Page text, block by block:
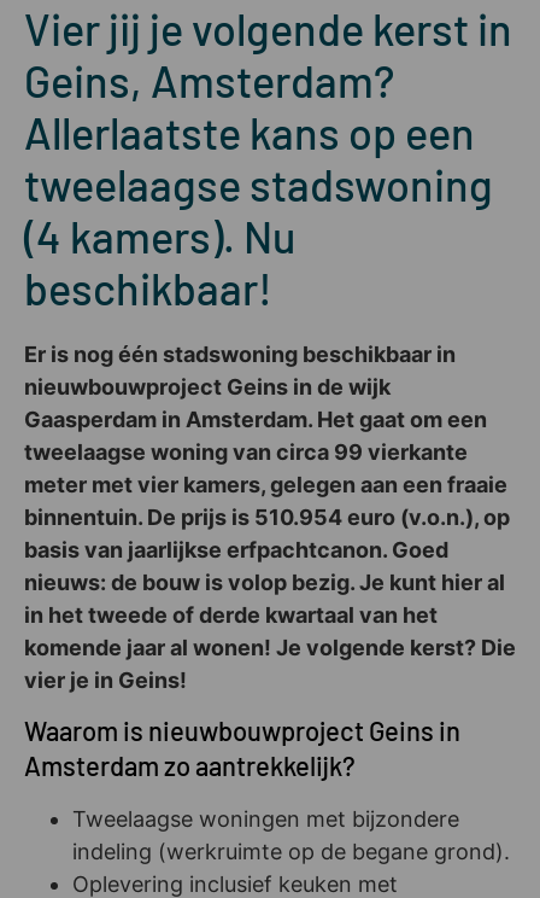
Vier jij je volgende kerst in
Geins, Amsterdam?
Allerlaatste kans op een
tweelaagse stadswoning
(4 kamers). Nu
beschikbaar!
Er is nog één stadswoning beschikbaar in
nieuwbouwproject Geins in de wijk
Gaasperdam in Amsterdam. Het gaat om een
tweelaagse woning van circa 99 vierkante
meter met vier kamers, gelegen aan een fraaie
binnentuin. De prijs is 510.954 euro (v.o.n.), op
basis van jaarlijkse erfpachtcanon. Goed
nieuws: de bouw is volop bezig. Je kunt hier al
in het tweede of derde kwartaal van het
komende jaar al wonen! Je volgende kerst? Die
vier je in Geins!
Waarom is nieuwbouwproject Geins in
Amsterdam zo aantrekkelijk?
Tweelaagse woningen met bijzondere
indeling (werkruimte op de begane grond).
Oplevering inclusief keuken met